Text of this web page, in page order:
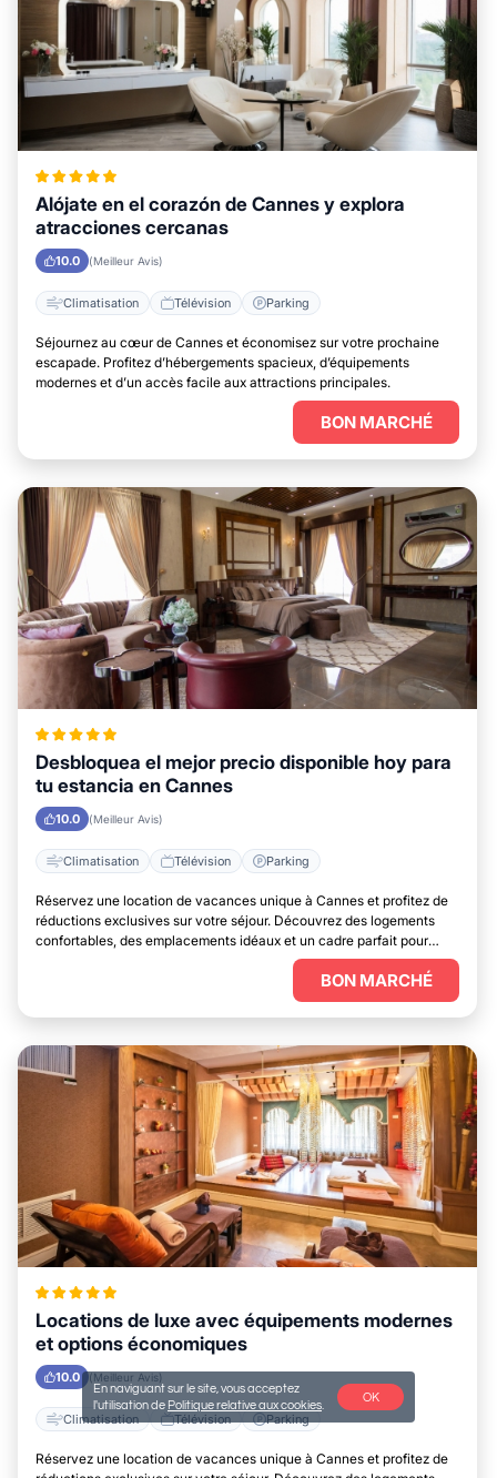
Alójate en el corazón de Cannes y explora
atracciones cercanas
10.0 (Meilleur Avis)
Climatisation Télévision Parking
Séjournez au cœur de Cannes et économisez sur votre prochaine
escapade. Profitez d’hébergements spacieux, d’équipements
modernes et d’un accès facile aux attractions principales.
BON MARCHÉ
Desbloquea el mejor precio disponible hoy para
tu estancia en Cannes
10.0 (Meilleur Avis)
Climatisation Télévision Parking
Réservez une location de vacances unique à Cannes et profitez de
réductions exclusives sur votre séjour. Découvrez des logements
confortables, des emplacements idéaux et un cadre parfait pour
BON MARCHÉ
Locations de luxe avec équipements modernes
et options économiques
10.0 (Meilleur Avis)
Climatisation Télévision Parking
Réservez une location de vacances unique à Cannes et profitez de
En naviguant sur le site, vous acceptez
l'utilisation de Politique relative aux cookies
OK